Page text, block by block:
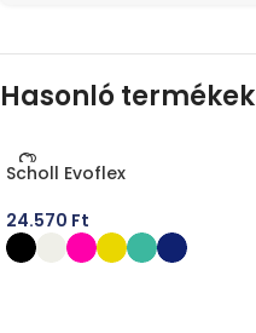
Hasonló termékek
Scholl Evoflex
24.570 Ft